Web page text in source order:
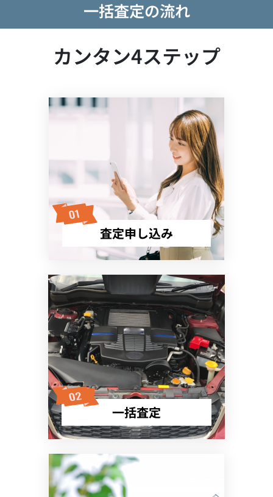
一括査定の流れ
カンタン4ステップ
査定申し込み
一括査定